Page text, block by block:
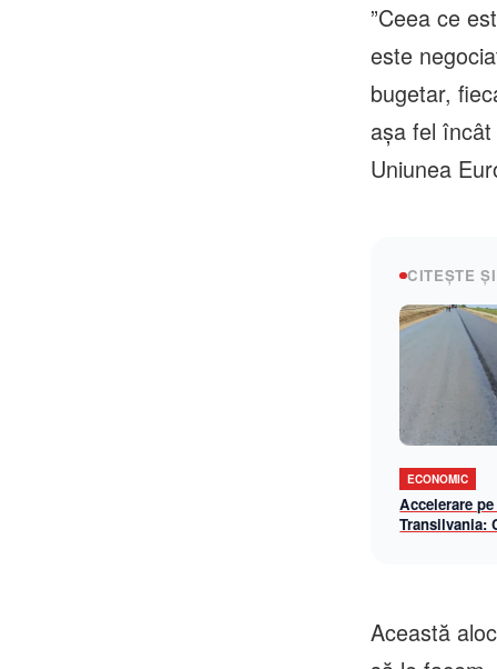
”Ceea ce
este
bugetar,
aşa fel
Uniunea
CITEȘTE ȘI
ECONOMIC
Accelerare
Transilvania:
Această